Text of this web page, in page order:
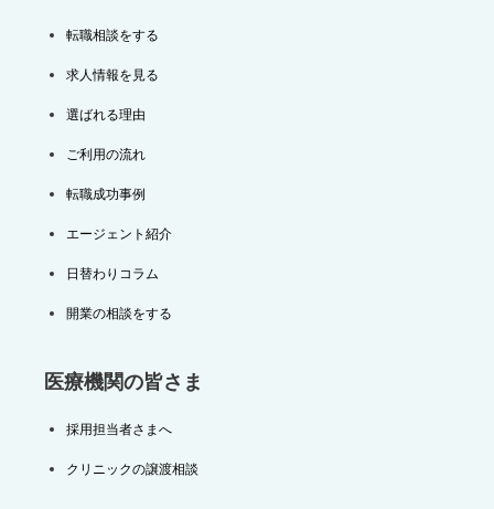
転職相談をする
求人情報を見る
選ばれる理由
ご利用の流れ
転職成功事例
エージェント紹介
日替わりコラム
開業の相談をする
医療機関の皆さま
採用担当者さまへ
クリニックの譲渡相談